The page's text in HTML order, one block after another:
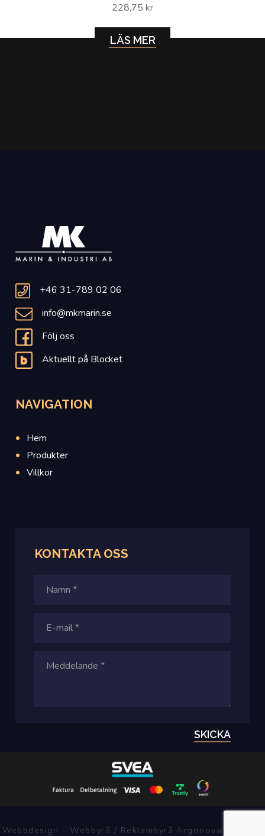
228,75 kr
LÄS MER
+46 31-789 02 06
info@mkmarin.se
Följ oss
Aktuellt på Blocket
NAVIGATION
Hem
Produkter
Villkor
KONTAKTA OSS
SKICKA
Webbdesign - Webbyrå / Reklambyrå Argonova Systems